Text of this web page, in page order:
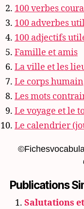
100 verbes
100 adverbes
100 adjectifs
Famille et amis
La ville et les
Le corps
Les mots
Le voyage et le
Le calendrier
Publications
Salutations